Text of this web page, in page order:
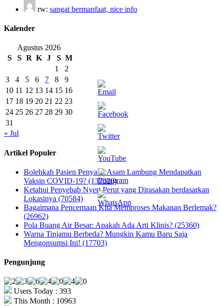
rw: sangat bermanfaat, nice info
Kalender
Agustus 2026
S
S R K J S M
1
2
3
4 5 6 7 8
9
10 11 12 13 14 15 16
17 18 19 20 21 22 23
24 25 26 27 28 29 30
31
« Jul
Artikel Populer
Bolehkah Pasien Penyakit Asam Lambung Mendapatkan
Vaksin COVID-19? (137020)
Ketahui Penyebab Nyeri Perut yang Dirasakan berdasarkan
Lokasinya (70584)
Bagaimana Pencernaan Kita Memproses Makanan Berlemak?
(26962)
Pola Buang Air Besar: Apakah Ada Arti Klinis? (25360)
Warna Tinjamu Berbeda? Mungkin Kamu Baru Saja
Mengonsumsi Ini! (17703)
Pengunjung
Users Today : 393
This Month : 10963